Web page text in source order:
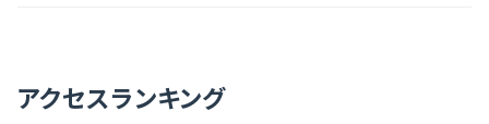
アクセスランキング